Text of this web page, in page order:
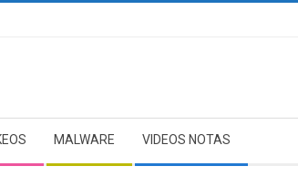
MALWARE VIDEOS NOTAS